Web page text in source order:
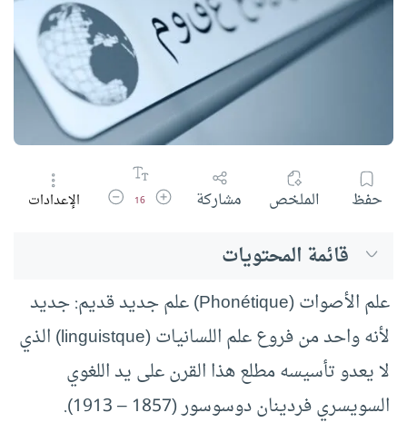
حفظ الملخص مشاركة زيادة حجم الخط
16 تقليل حجم الخط
الإعدادات
قائمة المحتويات
علم الأصوات (Phonétique) علم جديد قديم: جديد
لأنه واحد من فروع علم اللسانيات (linguistque) الذي
لا يعدو تأسيسه مطلع هذا القرن على يد اللغوي
السويسري فردينان دوسوسور (1857 – 1913).